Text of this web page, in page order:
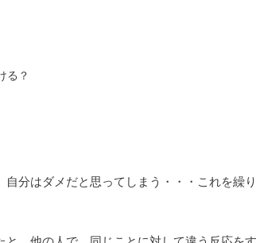
る？
分はダメだと思ってしまう・・・これを繰り